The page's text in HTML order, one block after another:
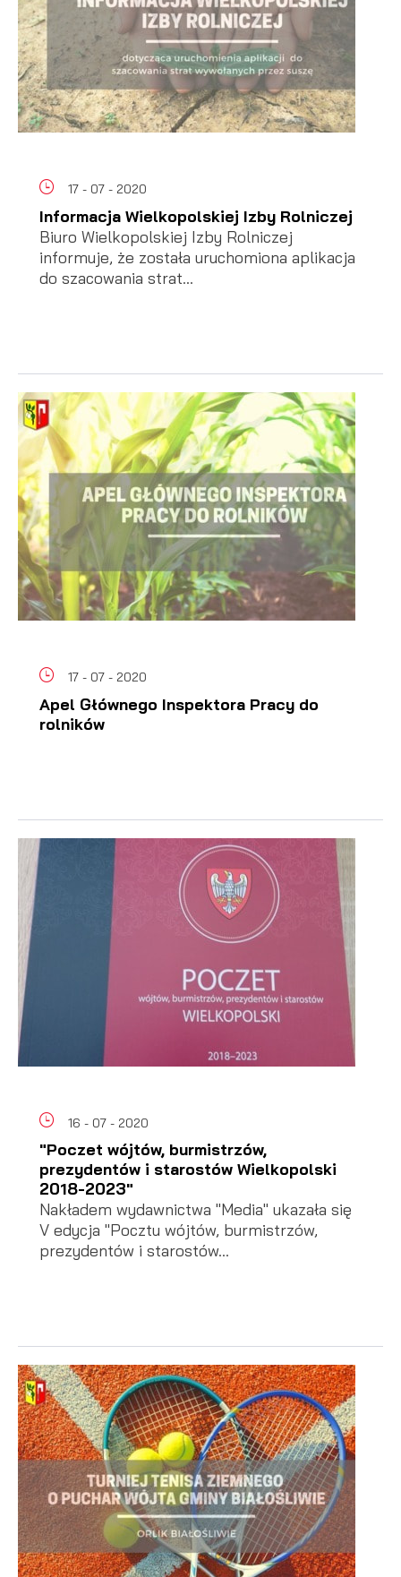
17 - 07 - 2020
Informacja Wielkopolskiej Izby Rolniczej
Biuro Wielkopolskiej Izby Rolniczej
informuje, że została uruchomiona aplikacja
do szacowania strat...
17 - 07 - 2020
Apel Głównego Inspektora Pracy do
rolników
16 - 07 - 2020
"Poczet wójtów, burmistrzów,
prezydentów i starostów Wielkopolski
2018-2023"
Nakładem wydawnictwa "Media" ukazała się
V edycja "Pocztu wójtów, burmistrzów,
prezydentów i starostów...